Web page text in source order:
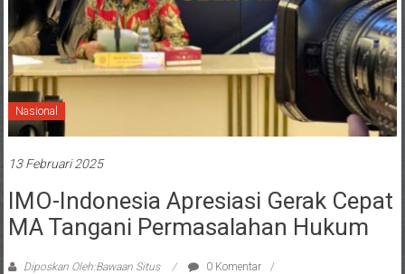
Nasional
13 Februari 2025
IMO-Indonesia Apresiasi Gerak Cepat
MA Tangani Permasalahan Hukum
Diposkan Oleh:Bawaan Situs
0 Komentar